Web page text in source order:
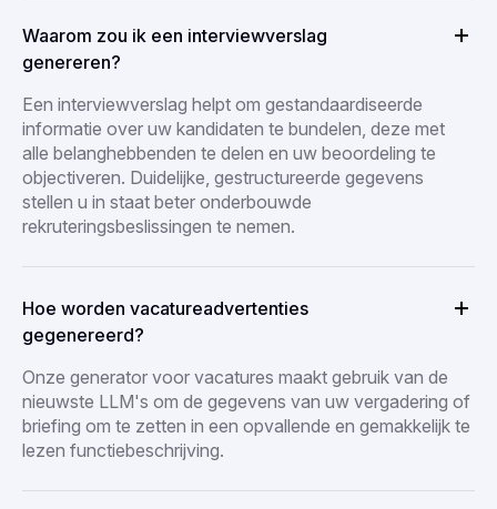
Waarom zou ik een interviewverslag
genereren?
Een interviewverslag helpt om gestandaardiseerde
informatie over uw kandidaten te bundelen, deze met
alle belanghebbenden te delen en uw beoordeling te
objectiveren. Duidelijke, gestructureerde gegevens
stellen u in staat beter onderbouwde
rekruteringsbeslissingen te nemen.
Hoe worden vacatureadvertenties
gegenereerd?
Onze generator voor vacatures maakt gebruik van de
nieuwste LLM's om de gegevens van uw vergadering of
briefing om te zetten in een opvallende en gemakkelijk te
lezen functiebeschrijving.